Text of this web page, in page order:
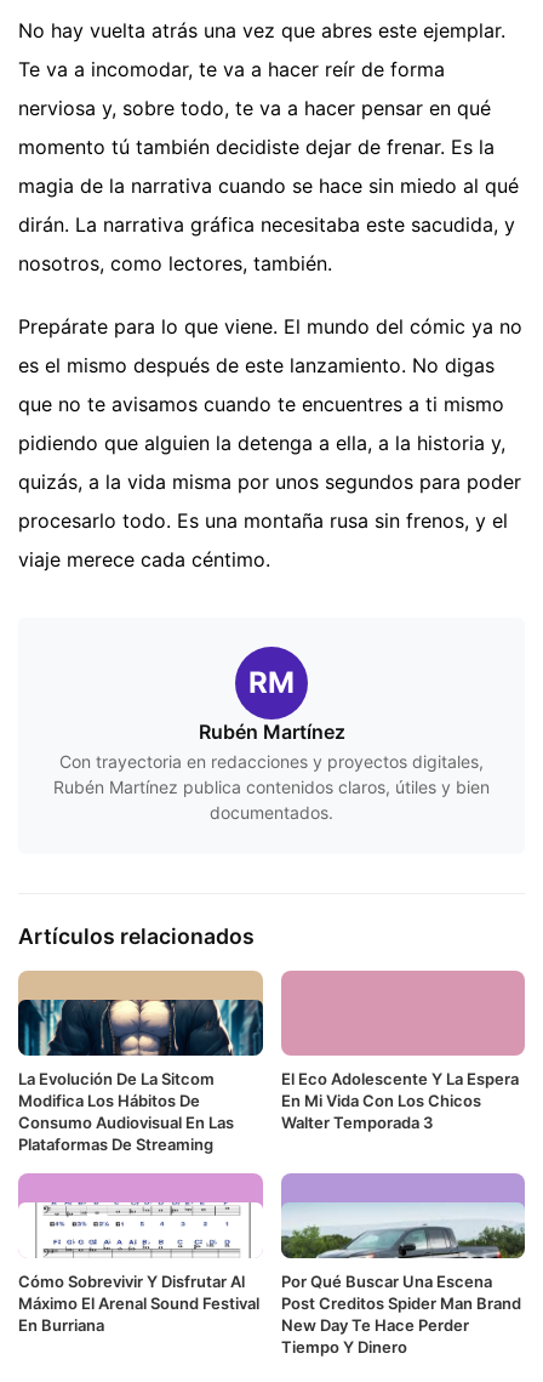
No hay vuelta atrás una vez que abres este ejemplar.
Te va a incomodar, te va a hacer reír de forma
nerviosa y, sobre todo, te va a hacer pensar en qué
momento tú también decidiste dejar de frenar. Es la
magia de la narrativa cuando se hace sin miedo al qué
dirán. La narrativa gráfica necesitaba este sacudida, y
nosotros, como lectores, también.
Prepárate para lo que viene. El mundo del cómic ya no
es el mismo después de este lanzamiento. No digas
que no te avisamos cuando te encuentres a ti mismo
pidiendo que alguien la detenga a ella, a la historia y,
quizás, a la vida misma por unos segundos para poder
procesarlo todo. Es una montaña rusa sin frenos, y el
viaje merece cada céntimo.
RM
Rubén Martínez
Con trayectoria en redacciones y proyectos digitales,
Rubén Martínez publica contenidos claros, útiles y bien
documentados.
Artículos relacionados
La Evolución De La Sitcom
Modifica Los Hábitos De
Consumo Audiovisual En Las
Plataformas De Streaming
El Eco Adolescente Y La Espera
En Mi Vida Con Los Chicos
Walter Temporada 3
Cómo Sobrevivir Y Disfrutar Al
Máximo El Arenal Sound Festival
En Burriana
Por Qué Buscar Una Escena
Post Creditos Spider Man Brand
New Day Te Hace Perder
Tiempo Y Dinero